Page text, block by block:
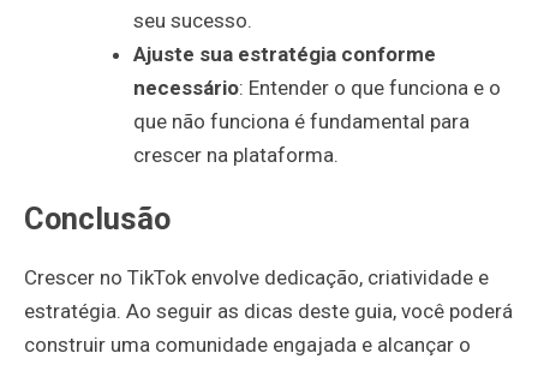
seu sucesso.
Ajuste sua estratégia conforme
necessário: Entender o que funciona e o
que não funciona é fundamental para
crescer na plataforma.
Conclusão
Crescer no TikTok envolve dedicação, criatividade e
estratégia. Ao seguir as dicas deste guia, você poderá
construir uma comunidade engajada e alcançar o